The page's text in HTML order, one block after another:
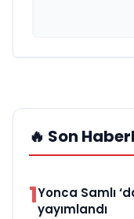
🔥 Son
1Yonca Samlı
yayımlandı